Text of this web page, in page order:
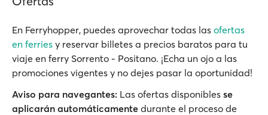
En Ferryhopper, puedes aprovechar todas las ofertas
en ferries y reservar billetes a precios baratos para tu
viaje en ferry Sorrento - Positano. ¡Echa un ojo a las
promociones vigentes y no dejes pasar la oportunidad!
Aviso para navegantes: Las ofertas disponibles se
aplicarán automáticamente durante el proceso de